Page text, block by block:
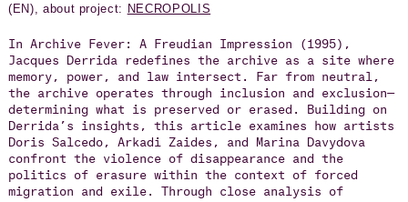
(EN), about project: NECROPOLIS
In Archive Fever: A Freudian Impression (1995),
Jacques Derrida redefines the archive as a site where
memory, power, and law intersect. Far from neutral,
the archive operates through inclusion and exclusion—
determining what is preserved or erased. Building on
Derrida’s insights, this article examines how artists
Doris Salcedo, Arkadi Zaides, and Marina Davydova
confront the violence of disappearance and the
politics of erasure within the context of forced
migration and exile. Through close analysis of